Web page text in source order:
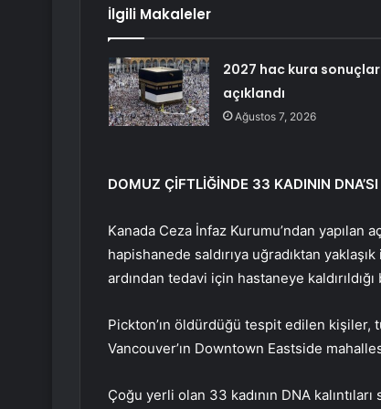
İlgili Makaleler
2027 hac kura
açıklandı
Ağustos 7, 2026
DOMUZ ÇİFTLİĞİNDE 33 KADININ
Kanada Ceza İnfaz Kurumu’ndan yapılan
hapishanede saldırıya uğradıktan
ardından tedavi için hastaneye
Pickton’ın öldürdüğü tespit edilen kişiler,
Vancouver’ın Downtown Eastside
Çoğu yerli olan 33 kadının DNA